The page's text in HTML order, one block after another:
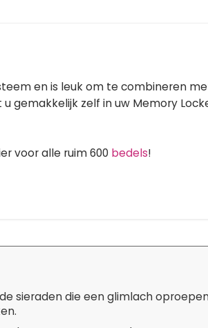
en is leuk om te combineren
gemakkelijk zelf in uw Memory
voor alle ruim 600 bedels!
sieraden die een glimlach